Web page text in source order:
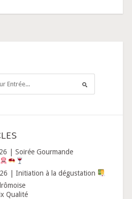
| Soirée Gourmande
| Initiation à la dégustation
Qualité